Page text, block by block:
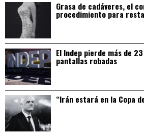
Grasa de cadáveres, el
procedimiento para
El Indep pierde más de
pantallas robadas
“Irán estará en la Copa